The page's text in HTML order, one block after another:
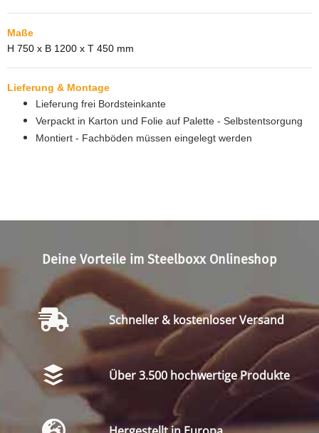
Maße
H 750 x B 1200 x T 450 mm
Lieferung & Montage
Lieferung frei Bordsteinkante
Verpackt in Karton und Folie auf Palette - Selbstentsorgung
Montiert - Fachböden müssen eingelegt werden
Deine Vorteile im Steelboxx Onlineshop
Schneller & kostenloser Versand
Über 3.500 hochwertige Produkte